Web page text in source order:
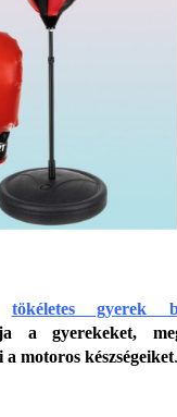
tökéletes gyerek
a gyerekeket,
a motoros készségeiket.